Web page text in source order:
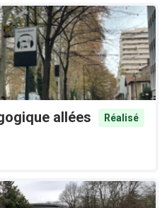
allées
Réalisé